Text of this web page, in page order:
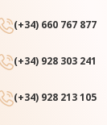
(+34) 660 767 877
(+34) 928 303 241
(+34) 928 213 105